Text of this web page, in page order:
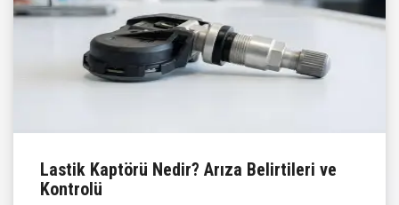
Lastik Kaptörü Nedir? Arıza Belirtileri ve
Kontrolü